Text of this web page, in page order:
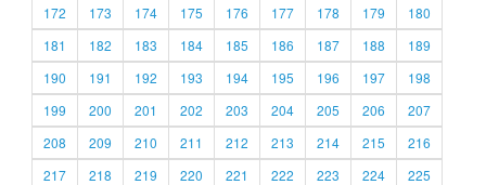
172
173 174 175 176 177 178 179
180
181
182 183 184 185 186 187 188
189
190
191 192 193 194 195 196 197
198
199
200 201 202 203 204 205 206
207
208
209 210 211 212 213 214 215
216
217
218 219 220 221 222 223 224
225